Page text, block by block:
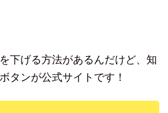
下げる方法があるんだけど、知
タンが公式サイトです！